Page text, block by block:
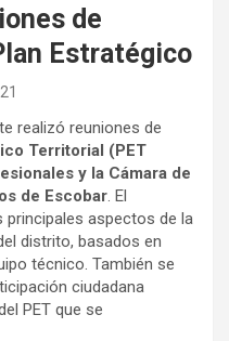
de
Estratégico
realizó reuniones de
Territorial (PET
y la Cámara de
de Escobar. El
aspectos de la
distrito, basados en
técnico. También se
ciudadana
PET que se